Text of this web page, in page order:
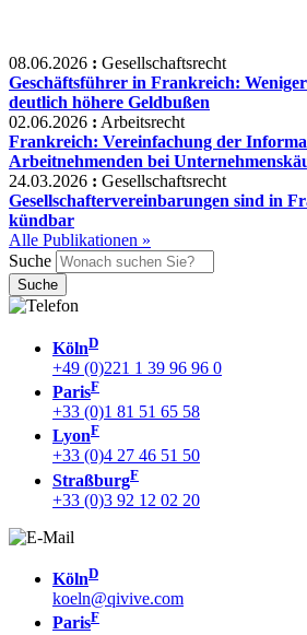
08.06.2026 : Gesellschaftsrecht
Geschäftsführer in Frankreich:
deutlich höhere Geldbußen
02.06.2026 : Arbeitsrecht
Frankreich: Vereinfachung der
Arbeitnehmenden bei
24.03.2026 : Gesellschaftsrecht
Gesellschaftervereinbarungen sind in
kündbar
Alle Publikationen »
Suche
KölnD
+49 (0)221 1 39 96 96 0
ParisF
+33 (0)1 81 51 65 58
LyonF
+33 (0)4 27 46 51 50
StraßburgF
+33 (0)3 92 12 02 20
KölnD
koeln@qivive.com
ParisF